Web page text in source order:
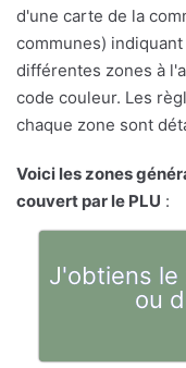
d'une carte de la
communes)
différentes zones à
code couleur. Les
chaque zone sont
Voici les zones
couvert par le PLU :
J'obtiens le
ou